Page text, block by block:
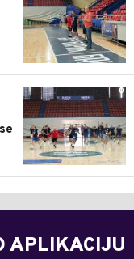
0
APLIKACIJU